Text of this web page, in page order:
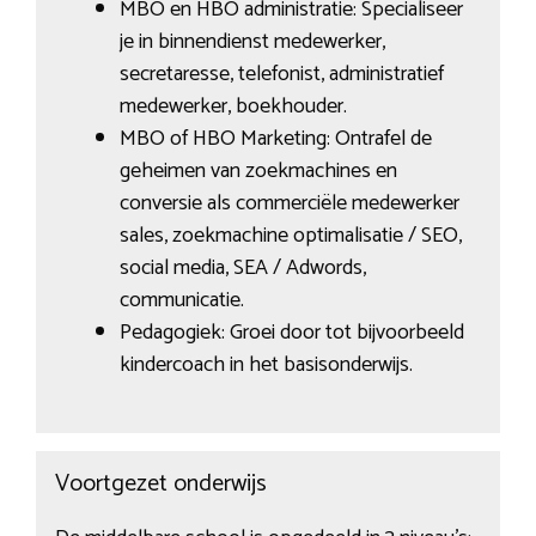
MBO en HBO administratie: Specialiseer
je in binnendienst medewerker,
secretaresse, telefonist, administratief
medewerker, boekhouder.
MBO of HBO Marketing: Ontrafel de
geheimen van zoekmachines en
conversie als commerciële medewerker
sales, zoekmachine optimalisatie / SEO,
social media, SEA / Adwords,
communicatie.
Pedagogiek: Groei door tot bijvoorbeeld
kindercoach in het basisonderwijs.
Voortgezet onderwijs